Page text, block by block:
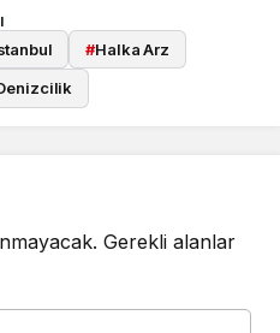
#Halka Arz
Gerekli alanlar